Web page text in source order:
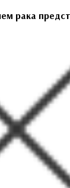
рака